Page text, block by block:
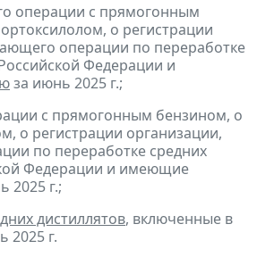
операции с прямогонным
о регистрации
операции по переработке
Федерации и
за июнь 2025 г.;
с прямогонным бензином, о
о регистрации организации,
по переработке средних
Федерации и имеющие
2025 г.;
дистиллятов, включенные в
2025 г.